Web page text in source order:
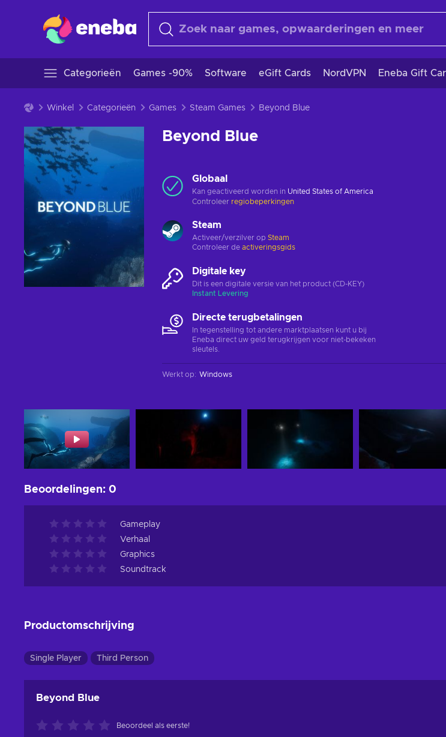
Categorieën Games -90% Software eGift Cards NordVPN Eneba Gift
Winkel Categorieën Games Steam Games Beyond Blue
Beyond Blue
Globaal
Kan geactiveerd worden in United States of America
Controleer regiobeperkingen
Steam
Activeer/verzilver op Steam
Controleer de activeringsgids
Digitale key
Dit is een digitale versie van het product (CD-KEY)
Instant Levering
Directe terugbetalingen
In tegenstelling tot andere marktplaatsen kunt u bij
Eneba direct uw geld terugkrijgen voor niet-bekeken
sleutels.
Werkt op: Windows
Beoordelingen: 0
Gameplay
Verhaal
Graphics
Soundtrack
Productomschrijving
Single Player Third Person
Beyond Blue
Beoordeel als eerste!